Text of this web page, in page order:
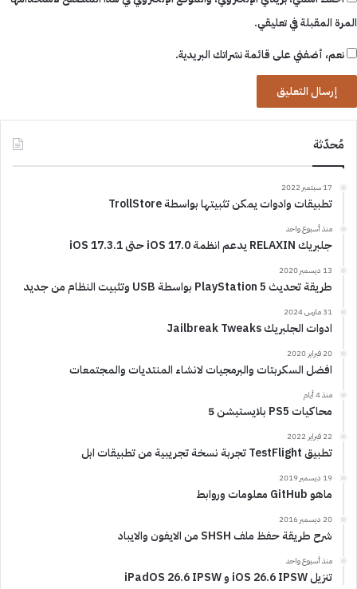
المرة المقبلة في تعليقي.
نعم، أضفني على قائمة نشراتك البريدية.
مُحدّثة
17 سبتمبر 2022
تطبيقات وادوات يمكن تثبيتها بواسطة TrollStore
منذ أسبوع واحد
جلبريك RELAXIN يدعم انظمة iOS 17.0 حتى iOS 17.3.1
13 ديسمبر 2020
طريقة تحديث PlayStation 5 بواسطة USB وتثبيت النظام من جديد
31 مارس 2024
ادوات الجلبريك Jailbreak Tweaks
20 فبراير 2020
افضل السكربتات والبرمجيات لانشاء المنتديات والمجتمعات
منذ 4 أيام
محاكيات PS5 بلايستيشن 5
22 فبراير 2022
تطبيق TestFlight تجربة نسخة تجريبية من تطبيقات ابل
19 ديسمبر 2019
ماهو GitHub معلومات وروابط
20 ديسمبر 2016
شرح طريقة حفظ ملف SHSH من الايفون والايباد
منذ أسبوع واحد
تنزيل iOS 26.6 IPSW و iPadOS 26.6 IPSW